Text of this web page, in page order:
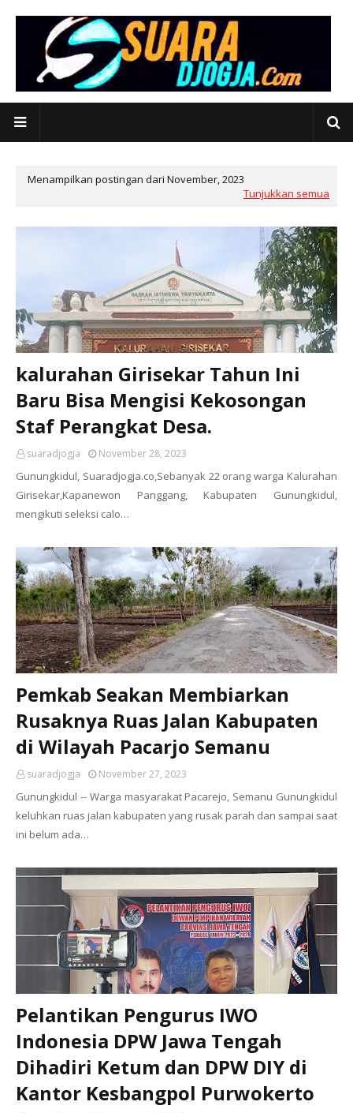
Menampilkan postingan dari November, 2023
Tunjukkan semua
kalurahan Girisekar Tahun Ini
Baru Bisa Mengisi Kekosongan
Staf Perangkat Desa.
suaradjogja November 28, 2023
Gunungkidul, Suaradjogja.co,Sebanyak 22 orang warga Kalurahan
Girisekar,Kapanewon Panggang, Kabupaten Gunungkidul,
mengikuti seleksi calo…
Pemkab Seakan Membiarkan
Rusaknya Ruas Jalan Kabupaten
di Wilayah Pacarjo Semanu
suaradjogja November 27, 2023
Gunungkidul -- Warga masyarakat Pacarejo, Semanu Gunungkidul
keluhkan ruas jalan kabupaten yang rusak parah dan sampai saat
ini belum ada…
Pelantikan Pengurus IWO
Indonesia DPW Jawa Tengah
Dihadiri Ketum dan DPW DIY di
Kantor Kesbangpol Purwokerto